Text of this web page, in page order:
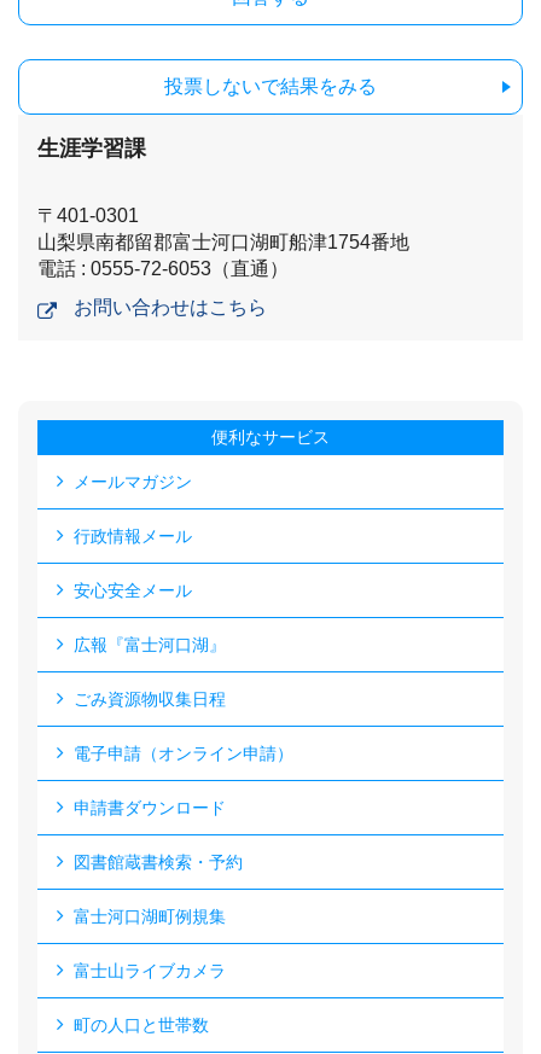
投票しないで結果をみる
生涯学習課
〒401-0301
山梨県南都留郡富士河口湖町船津1754番地
電話 : 0555-72-6053（直通）
お問い合わせはこちら
便利なサービス
メールマガジン
行政情報メール
安心安全メール
広報『富士河口湖』
ごみ資源物収集日程
電子申請（オンライン申請）
申請書ダウンロード
図書館蔵書検索・予約
富士河口湖町例規集
富士山ライブカメラ
町の人口と世帯数